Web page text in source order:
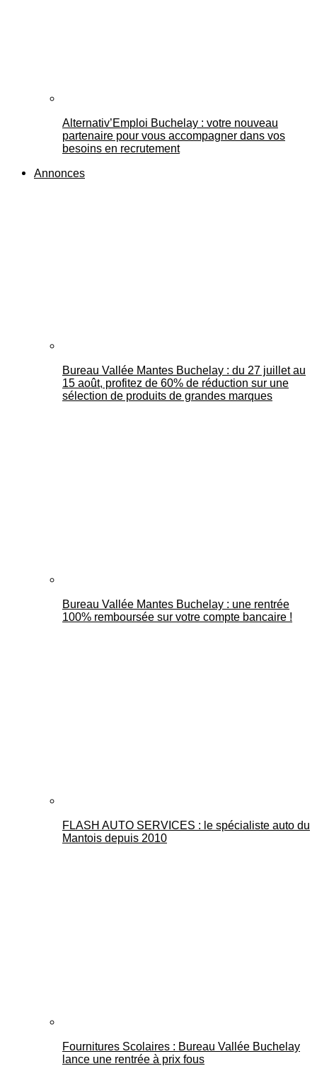
Alternativ’Emploi Buchelay : votre nouveau
partenaire pour vous accompagner dans vos
besoins en recrutement
Annonces
Bureau Vallée Mantes Buchelay : du 27 juillet au
15 août, profitez de 60% de réduction sur une
sélection de produits de grandes marques
Bureau Vallée Mantes Buchelay : une rentrée
100% remboursée sur votre compte bancaire !
FLASH AUTO SERVICES : le spécialiste auto du
Mantois depuis 2010
Fournitures Scolaires : Bureau Vallée Buchelay
lance une rentrée à prix fous